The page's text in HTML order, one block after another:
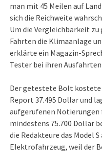
man mit 45 Meilen auf
sich die Reichweite
Um die Vergleichbarkeit
Fahrten die Klimaanlage
erklärte ein Magazin-
Tester bei ihren
Der getestete Bolt kostete
Report 37.495 Dollar und
aufgerufenen Notierungen
mindestens 75.700 Dollar
die Redakteure das Model
Elektrofahrzeug, weil der